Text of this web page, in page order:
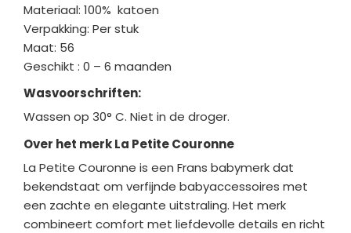
Materiaal: 100% katoen
Verpakking: Per stuk
Maat: 56
Geschikt : 0 – 6 maanden
Wasvoorschriften:
Wassen op 30° C. Niet in de droger.
Over het merk La Petite Couronne
La Petite Couronne is een Frans babymerk dat
bekendstaat om verfijnde babyaccessoires met
een zachte en elegante uitstraling. Het merk
combineert comfort met liefdevolle details en richt